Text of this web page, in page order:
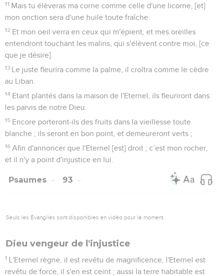
11 Mais tu élèveras ma corne comme celle d'une licorne, [et]
mon onction sera d'une huile toute fraîche.
12 Et mon oeil verra en ceux qui m'épient, et mes oreilles
entendront touchant les malins, qui s'élèvent contre moi, [ce
que je désire].
13 Le juste fleurira comme la palme, il croîtra comme le cèdre
au Liban.
14 Etant plantés dans la maison de l'Eternel, ils fleuriront dans
les parvis de notre Dieu.
15 Encore porteront-ils des fruits dans la vieillesse toute
blanche ; ils seront en bon point, et demeureront verts ;
16 Afin d'annoncer que l'Eternel [est] droit ; c’est mon rocher,
et il n'y a point d'injustice en lui.
Psaumes 93
Seuls les Évangiles sont disponibles en vidéo pour le moment.
Dieu vengeur de l'injustice
1 L'Eternel règne, il est revêtu de magnificence, l'Eternel est
revêtu de force, il s'en est ceint ; aussi la terre habitable est